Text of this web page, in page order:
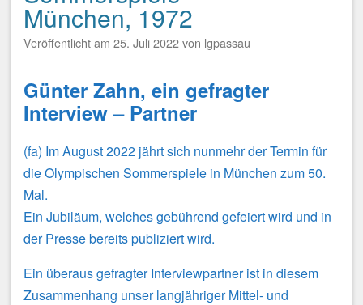
München, 1972
Veröffentlicht am 25. Juli 2022von lgpassau
Günter Zahn, ein gefragter
Interview – Partner
(fa) Im August 2022 jährt sich nunmehr der Termin für
die Olympischen Sommerspiele in München zum 50.
Mal.
Ein Jubiläum, welches gebührend gefeiert wird und in
der Presse bereits publiziert wird.
Ein überaus gefragter Interviewpartner ist in diesem
Zusammenhang unser langjähriger Mittel- und